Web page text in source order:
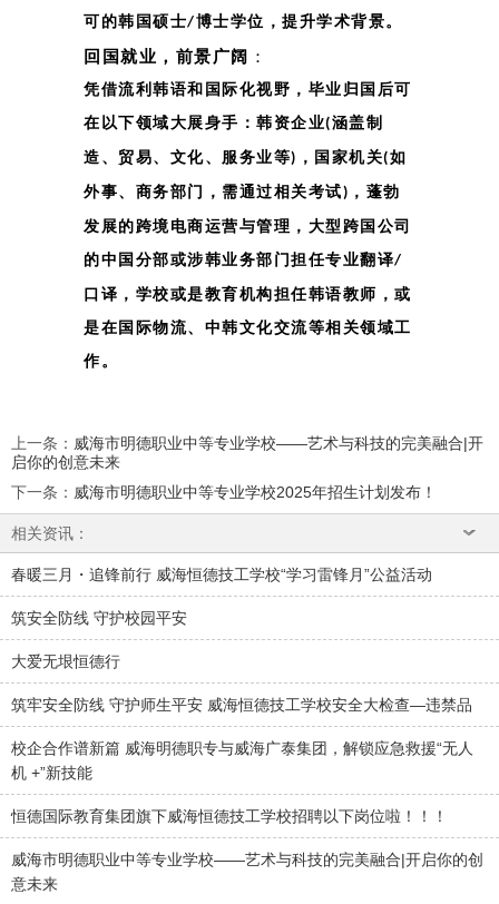
可的韩国硕士/博士学位，提升学术背景。
回国就业，前景广阔 ：
凭借流利韩语和国际化视野，毕业归国后可
在以下领域大展身手：韩资企业(涵盖制
造、贸易、文化、服务业等)， 国家机关(如
外事、商务部门，需通过相关考试)， 蓬勃
发展的跨境电商运营与管理，大型跨国公司
的中国分部或涉韩业务部门担任专业翻译/
口译， 学校或是教育机构担任韩语教师，或
是在国际物流、中韩文化交流等相关领域工
作。
上一条 ： 威海市明德职业中等专业学校——艺术与科技的完美融合|开
启你的创意未来
下一条 ： 威海市明德职业中等专业学校2025年招生计划发布！
相关资讯：
春暖三月・追锋前行 威海恒德技工学校“学习雷锋月”公益活动
筑安全防线 守护校园平安
大爱无垠恒德行
筑牢安全防线 守护师生平安 威海恒德技工学校安全大检查—违禁品
校企合作谱新篇 威海明德职专与威海广泰集团，解锁应急救援“无人
机 +”新技能
恒德国际教育集团旗下威海恒德技工学校招聘以下岗位啦！！！
威海市明德职业中等专业学校——艺术与科技的完美融合|开启你的创
意未来